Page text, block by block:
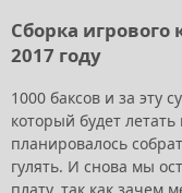
Сборка игрового
2017 году
1000 баксов и за эту
который будет
планировалось
гулять. И снова мы
плату, так как зачем